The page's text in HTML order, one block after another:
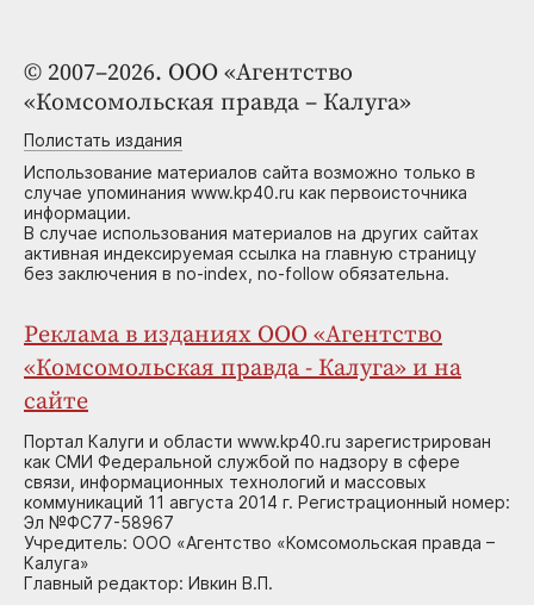
© 2007–2026. ООО «Агентство
«Комсомольская правда – Калуга»
Полистать издания
Использование материалов сайта возможно только в
случае упоминания www.kp40.ru как первоисточника
информации.
В случае использования материалов на других сайтах
активная индексируемая ссылка на главную страницу
без заключения в no-index, no-follow обязательна.
Реклама в изданиях ООО «Агентство
«Комсомольская правда - Калуга» и на
сайте
Портал Калуги и области www.kp40.ru зарегистрирован
как СМИ Федеральной службой по надзору в сфере
связи, информационных технологий и массовых
коммуникаций 11 августа 2014 г. Регистрационный номер:
Эл №ФС77-58967
Учредитель: ООО «Агентство «Комсомольская правда –
Калуга»
Главный редактор: Ивкин В.П.